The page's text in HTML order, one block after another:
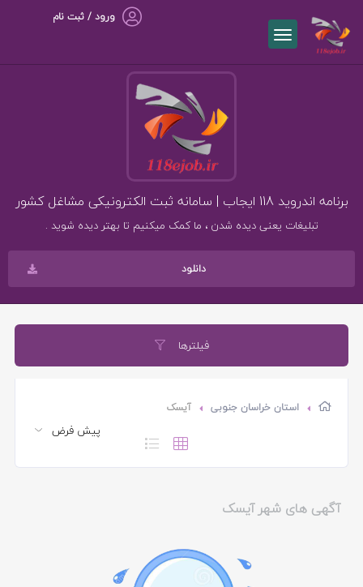
ورود / ثبت نام
برنامه اندروید 118 ایجاب | سامانه ثبت الکترونیکی مشاغل کشور
تبلیغات یعنی دیده شدن ، ما کمک میکنیم تا بهتر دیده شوید .
دانلود
فیلترها
استان خراسان جنوبی آیسک
آگهی های شهر آیسک